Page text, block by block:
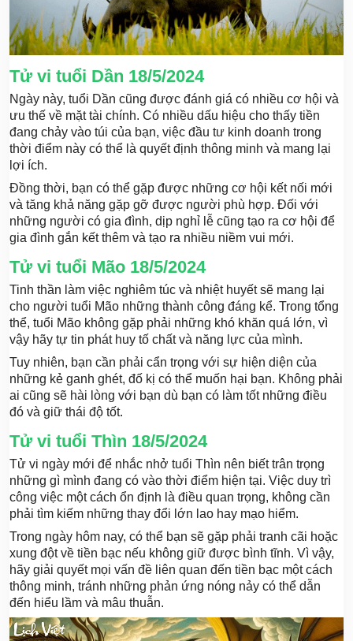
Tử vi tuổi Dần 18/5/2024
Ngày này, tuổi Dần cũng được đánh giá có nhiều cơ hội và
ưu thế về mặt tài chính. Có nhiều dấu hiệu cho thấy tiền
đang chảy vào túi của bạn, việc đầu tư kinh doanh trong
thời điểm này có thể là quyết định thông minh và mang lại
lợi ích.
Đồng thời, bạn có thể gặp được những cơ hội kết nối mới
và tăng khả năng gặp gỡ được người phù hợp. Đối với
những người có gia đình, dịp nghỉ lễ cũng tạo ra cơ hội để
gia đình gắn kết thêm và tạo ra nhiều niềm vui mới.
Tử vi tuổi Mão 18/5/2024
Tinh thần làm việc nghiêm túc và nhiệt huyết sẽ mang lại
cho người tuổi Mão những thành công đáng kể. Trong tổng
thể, tuổi Mão không gặp phải những khó khăn quá lớn, vì
vậy hãy tự tin phát huy tố chất và năng lực của mình.
Tuy nhiên, bạn cần phải cẩn trọng với sự hiện diện của
những kẻ ganh ghét, đố kị có thể muốn hại bạn. Không phải
ai cũng sẽ hài lòng với bạn dù bạn có làm tốt những điều
đó và giữ thái độ tốt.
Tử vi tuổi Thìn 18/5/2024
Tử vi ngày mới để nhắc nhở tuổi Thìn nên biết trân trọng
những gì mình đang có vào thời điểm hiện tại. Việc duy trì
công việc một cách ổn định là điều quan trọng, không cần
phải tìm kiếm những thay đổi lớn lao hay mạo hiểm.
Trong ngày hôm nay, có thể bạn sẽ gặp phải tranh cãi hoặc
xung đột về tiền bạc nếu không giữ được bình tĩnh. Vì vậy,
hãy giải quyết mọi vấn đề liên quan đến tiền bạc một cách
thông minh, tránh những phản ứng nóng nảy có thể dẫn
đến hiểu lầm và mâu thuẫn.